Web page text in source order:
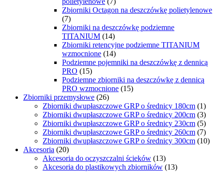
Zbiorniki Octagon na deszczówkę polietylenowe
(7)
Zbiorniki na deszczówkę podziemne
TITANIUM (14)
Zbiorniki retencyjne podziemne TITANIUM
wzmocnione (14)
Podziemne pojemniki na deszczówkę z dennicą
PRO (15)
Podziemne zbiorniki na deszczówkę z dennicą
PRO wzmocnione (15)
Zbiorniki przemysłowe (26)
Zbiorniki dwupłaszczowe GRP o średnicy 180cm (1)
Zbiorniki dwupłaszczowe GRP o średnicy 200cm (3)
Zbiorniki dwupłaszczowe GRP o średnicy 230cm (5)
Zbiorniki dwupłaszczowe GRP o średnicy 260cm (7)
Zbiorniki dwupłaszczowe GRP o średnicy 300cm (10)
Akcesoria (20)
Akcesoria do oczyszczalni ścieków (13)
Akcesoria do plastikowych zbiorników (13)